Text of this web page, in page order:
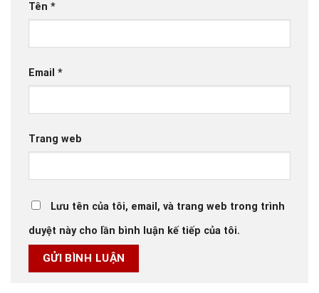
Tên *
Email *
Trang web
Lưu tên của tôi, email, và trang web trong trình
duyệt này cho lần bình luận kế tiếp của tôi.